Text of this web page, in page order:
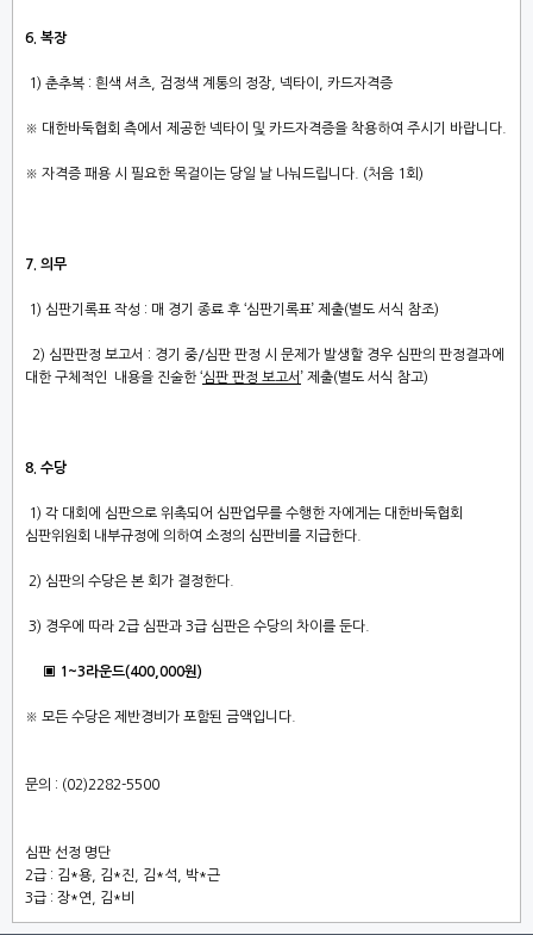
6. 복장
1) 춘추복 : 흰색 셔츠, 검정색 계통의 정장, 넥타이, 카드자격증
※ 대한바둑협회 측에서 제공한 넥타이 및 카드자격증을 착용하여 주시기 바랍니다.
※ 자격증 패용 시 필요한 목걸이는 당일 날 나눠드립니다. (처음 1회)
7. 의무
1) 심판기록표 작성 : 매 경기 종료 후 ‘심판기록표’ 제출(별도 서식 참조)
2) 심판판정 보고서 : 경기 중/심판 판정 시 문제가 발생할 경우 심판의 판정결과에
대한 구체적인 내용을 진술한 ‘심판 판정 보고서’ 제출(별도 서식 참고)
8. 수당
1) 각 대회에 심판으로 위촉되어 심판업무를 수행한 자에게는 대한바둑협회
심판위원회 내부규정에 의하여 소정의 심판비를 지급한다.
2) 심판의 수당은 본 회가 결정한다.
3) 경우에 따라 2급 심판과 3급 심판은 수당의 차이를 둔다.
▣ 1~3라운드(400,000원)
※ 모든 수당은 제반경비가 포함된 금액입니다.
문의 : (02)2282-5500
심판 선정 명단
2급 : 김*용, 김*진, 김*석, 박*근
3급 : 장*연, 김*비